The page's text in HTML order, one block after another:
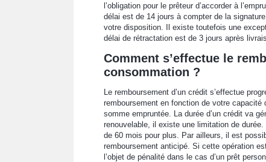
l’obligation pour le prêteur d’accorder à
délai est de 14 jours à compter de la
votre disposition. Il existe toutefois une
délai de rétractation est de 3 jours après
Comment s’effectue le
consommation ?
Le remboursement d’un crédit s’effectue
remboursement en fonction de votre capacité
somme empruntée. La durée d’un crédit va
renouvelable, il existe une limitation de
de 60 mois pour plus. Par ailleurs, il est
remboursement anticipé. Si cette opération
l’objet de pénalité dans le cas d’un prêt